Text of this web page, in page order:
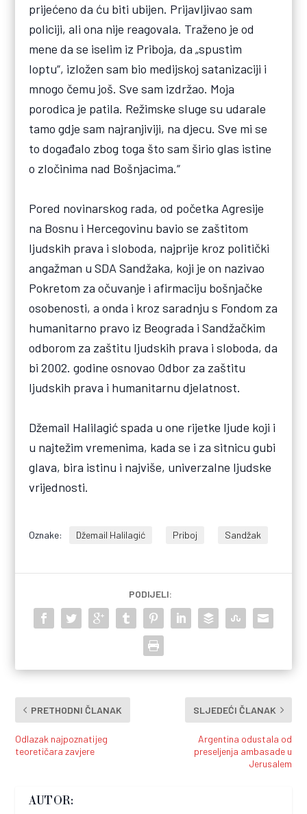
prijećeno da ću biti ubijen. Prijavljivao sam
policiji, ali ona nije reagovala. Traženo je od
mene da se iselim iz Priboja, da „spustim
loptu“, izložen sam bio medijskoj satanizaciji i
mnogo čemu još. Sve sam izdržao. Moja
porodica je patila. Režimske sluge su udarale
tamo gdje sam najranjiviji, na djecu. Sve mi se
to događalo zbog toga što sam širio glas istine
o zločinima nad Bošnjacima.“
Pored novinarskog rada, od početka Agresije
na Bosnu i Hercegovinu bavio se zaštitom
ljudskih prava i sloboda, najprije kroz politički
angažman u SDA Sandžaka, koji je on nazivao
Pokretom za očuvanje i afirmaciju bošnjačke
osobenosti, a onda i kroz saradnju s Fondom za
humanitarno pravo iz Beograda i Sandžačkim
odborom za zaštitu ljudskih prava i sloboda, da
bi 2002. godine osnovao Odbor za zaštitu
ljudskih prava i humanitarnu djelatnost.
Džemail Halilagić spada u one rijetke ljude koji i
u najtežim vremenima, kada se i za sitnicu gubi
glava, bira istinu i najviše, univerzalne ljudske
vrijednosti.
Oznake: Džemail Halilagić Priboj Sandžak
PODIJELI:
PRETHODNI ČLANAK
Odlazak najpoznatijeg
teoretičara zavjere
SLJEDEĆI ČLANAK
Argentina odustala od
preseljenja ambasade u
Jerusalem
AUTOR: